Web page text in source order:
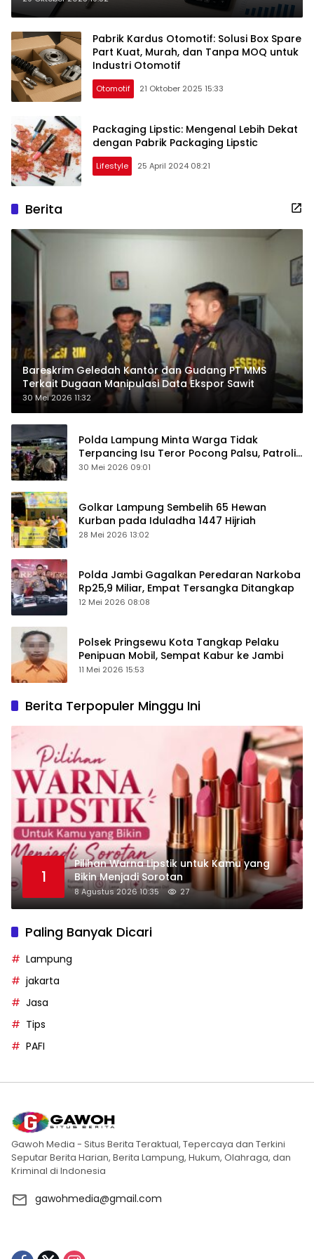
Pabrik Kardus Otomotif: Solusi Box Spare
Part Kuat, Murah, dan Tanpa MOQ untuk
Industri Otomotif
Otomotif 21 Oktober 2025 15:33
Packaging Lipstic: Mengenal Lebih Dekat
dengan Pabrik Packaging Lipstic
Lifestyle 25 April 2024 08:21
Berita
Bareskrim Geledah Kantor dan Gudang PT MMS
Terkait Dugaan Manipulasi Data Ekspor Sawit
30 Mei 2026 11:32
Polda Lampung Minta Warga Tidak
Terpancing Isu Teror Pocong Palsu, Patroli
Keamanan Ditingkatkan
30 Mei 2026 09:01
Golkar Lampung Sembelih 65 Hewan
Kurban pada Iduladha 1447 Hijriah
28 Mei 2026 13:02
Polda Jambi Gagalkan Peredaran Narkoba
Rp25,9 Miliar, Empat Tersangka Ditangkap
12 Mei 2026 08:08
Polsek Pringsewu Kota Tangkap Pelaku
Penipuan Mobil, Sempat Kabur ke Jambi
11 Mei 2026 15:53
Berita Terpopuler Minggu Ini
1
Pilihan Warna Lipstik untuk Kamu yang
Bikin Menjadi Sorotan
8 Agustus 2026 10:35 27
Paling Banyak Dicari
Lampung
jakarta
Jasa
Tips
PAFI
Gawoh Media - Situs Berita Teraktual, Tepercaya dan Terkini
Seputar Berita Harian, Berita Lampung, Hukum, Olahraga, dan
Kriminal di Indonesia
gawohmedia@gmail.com